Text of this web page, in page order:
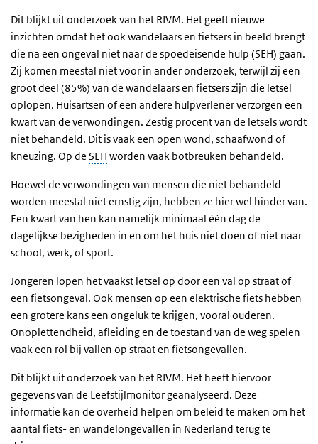
Dit blijkt uit onderzoek van het RIVM. Het geeft nieuwe
inzichten omdat het ook wandelaars en fietsers in beeld brengt
die na een ongeval niet naar de spoedeisende hulp (SEH) gaan.
Zij komen meestal niet voor in ander onderzoek, terwijl zij een
groot deel (85%) van de wandelaars en fietsers zijn die letsel
oplopen. Huisartsen of een andere hulpverlener verzorgen een
kwart van de verwondingen. Zestig procent van de letsels wordt
niet behandeld. Dit is vaak een open wond, schaafwond of
kneuzing. Op de SEH worden vaak botbreuken behandeld.
Hoewel de verwondingen van mensen die niet behandeld
worden meestal niet ernstig zijn, hebben ze hier wel hinder van.
Een kwart van hen kan namelijk minimaal één dag de
dagelijkse bezigheden in en om het huis niet doen of niet naar
school, werk, of sport.
Jongeren lopen het vaakst letsel op door een val op straat of
een fietsongeval. Ook mensen op een elektrische fiets hebben
een grotere kans een ongeluk te krijgen, vooral ouderen.
Onoplettendheid, afleiding en de toestand van de weg spelen
vaak een rol bij vallen op straat en fietsongevallen.
Dit blijkt uit onderzoek van het RIVM. Het heeft hiervoor
gegevens van de Leefstijlmonitor geanalyseerd. Deze
informatie kan de overheid helpen om beleid te maken om het
aantal fiets- en wandelongevallen in Nederland terug te